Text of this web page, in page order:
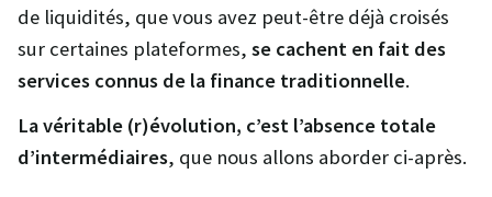
de liquidités, que vous avez peut-être déjà croisés
sur certaines plateformes, se cachent en fait des
services connus de la finance traditionnelle.
La véritable (r)évolution, c’est l’absence totale
d’intermédiaires, que nous allons aborder ci-après.